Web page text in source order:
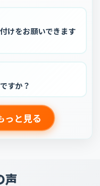
けをお願いできます
すか？
っと見る
声